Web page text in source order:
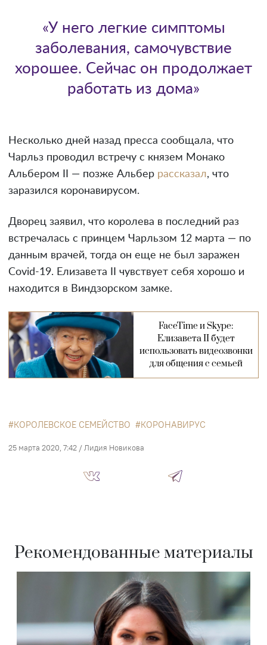
«У него легкие симптомы
заболевания, самочувствие
хорошее. Сейчас он продолжает
работать из дома»
Несколько дней назад пресса сообщала, что
Чарльз проводил встречу с князем Монако
Альбером II — позже Альбер рассказал, что
заразился коронавирусом.
Дворец заявил, что королева в последний раз
встречалась с принцем Чарльзом 12 марта — по
данным врачей, тогда он еще не был заражен
Covid-19. Елизавета II чувствует себя хорошо и
находится в Виндзорском замке.
FaceTime и Skype:
Елизавета II будет
использовать видеозвонки
для общения с семьей
КОРОЛЕВСКОЕ СЕМЕЙСТВО КОРОНАВИРУС
25 марта 2020, 7:42 / Лидия Новикова
Рекомендованные материалы